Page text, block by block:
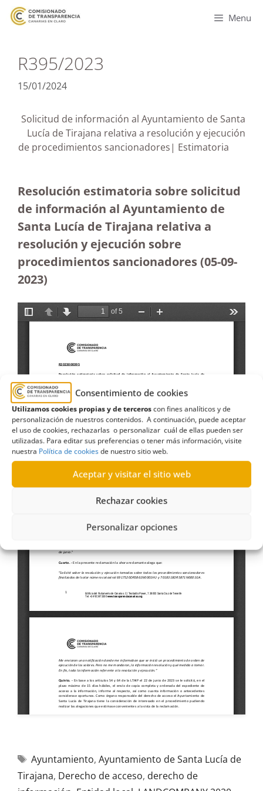
Consentimiento de cookies
Utilizamos cookies propias y de terceroscon fines analíticos y de
personalización de nuestros contenidos. A continuación, puede aceptar
el uso de cookies, rechazarlas o personalizar cuál de ellas pueden ser
utilizadas. Para editar sus preferencias o tener más información, visite
nuestra Política de cookiesde nuestro sitio web.
Aceptar y visitar el sitio web
Rechazar cookies
Personalizar opciones
Menu
R395/2023
15/01/2024
Solicitud de información al Ayuntamiento de Santa
Lucía de Tirajana relativa a resolución y ejecución
de procedimientos sancionadores| Estimatoria
Resolución estimatoria sobre solicitud
de información al Ayuntamiento de
Santa Lucía de Tirajana relativa a
resolución y ejecución sobre
procedimientos sancionadores (05-09-
2023)
Ayuntamiento, Ayuntamiento de Santa Lucía de
Tirajana, Derecho de acceso, derecho de